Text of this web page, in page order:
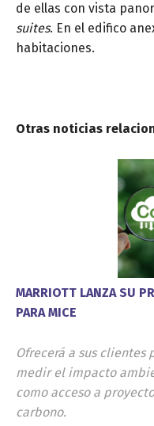
de ellas con vista
suites. En el edifico
habitaciones.
Otras noticias
MARRIOTT LANZA SU
PARA MICE
Ofrecerá a sus clientes
medir el impacto
como acceso a
carbono.